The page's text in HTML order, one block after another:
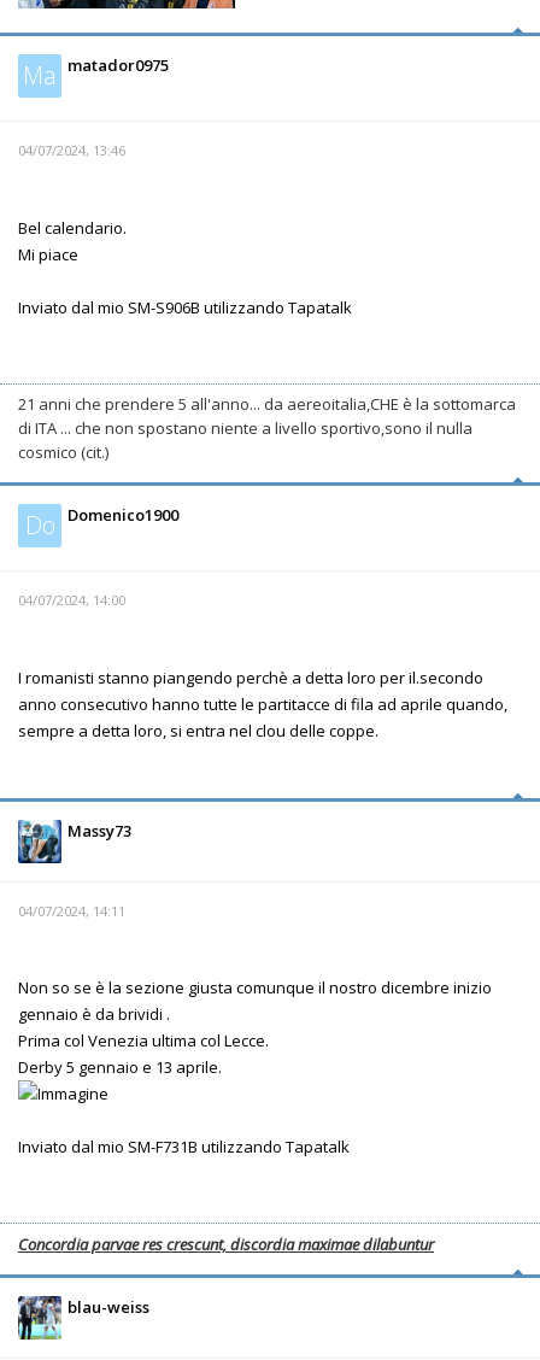
Ma matador0975
04/07/2024, 13:46
Bel calendario.
Mi piace
Inviato dal mio SM-S906B utilizzando Tapatalk
21 anni che prendere 5 all'anno... da aereoitalia,CHE è la sottomarca
di ITA ... che non spostano niente a livello sportivo,sono il nulla
cosmico (cit.)
Do Domenico1900
04/07/2024, 14:00
I romanisti stanno piangendo perchè a detta loro per il.secondo
anno consecutivo hanno tutte le partitacce di fila ad aprile quando,
sempre a detta loro, si entra nel clou delle coppe.
Massy73
04/07/2024, 14:11
Non so se è la sezione giusta comunque il nostro dicembre inizio
gennaio è da brividi .
Prima col Venezia ultima col Lecce.
Derby 5 gennaio e 13 aprile.
Inviato dal mio SM-F731B utilizzando Tapatalk
Concordia parvae res crescunt, discordia maximae dilabuntur
blau-weiss